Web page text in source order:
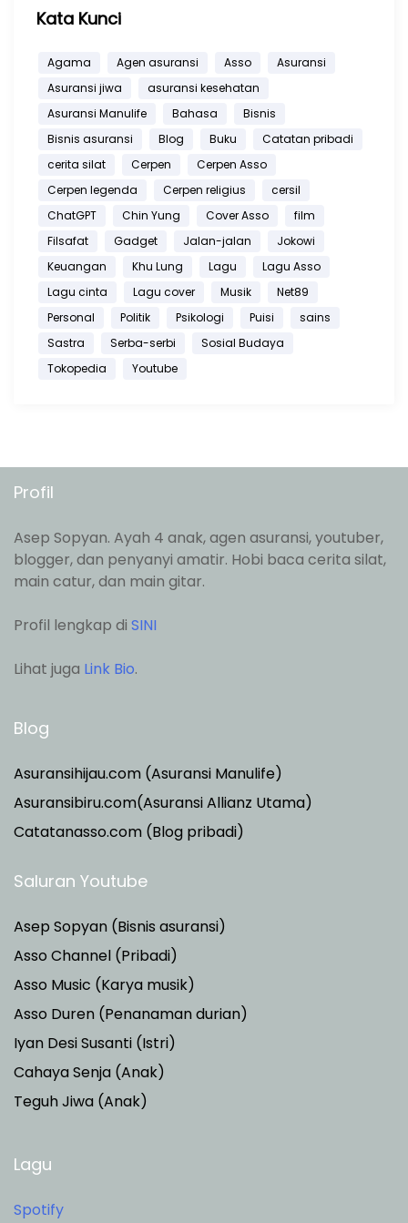
Kata Kunci
Agama Agen asuransi Asso
Asuransi
Asuransi jiwa
asuransi kesehatan
Asuransi Manulife
Bahasa
Bisnis
Bisnis asuransi
Blog Buku
Catatan pribadi
cerita silat
Cerpen
Cerpen Asso
Cerpen legenda
Cerpen religius
cersil
ChatGPT
Chin Yung Cover Asso
film
Filsafat
Gadget Jalan-jalan
Jokowi
Keuangan
Khu Lung Lagu
Lagu Asso
Lagu cinta
Lagu cover Musik
Net89
Personal
Politik Psikologi Puisi
sains
Sastra
Serba-serbi
Sosial Budaya
Tokopedia
Youtube
Profil
Asep Sopyan. Ayah 4 anak, agen asuransi, youtuber,
blogger, dan penyanyi amatir. Hobi baca cerita silat,
main catur, dan main gitar.
Profil lengkap di SINI
Lihat juga Link Bio.
Blog
Asuransihijau.com (Asuransi Manulife)
Asuransibiru.com(Asuransi Allianz Utama)
Catatanasso.com (Blog pribadi)
Saluran Youtube
Asep Sopyan (Bisnis asuransi)
Asso Channel (Pribadi)
Asso Music (Karya musik)
Asso Duren (Penanaman durian)
Iyan Desi Susanti (Istri)
Cahaya Senja (Anak)
Teguh Jiwa (Anak)
Lagu
Spotify